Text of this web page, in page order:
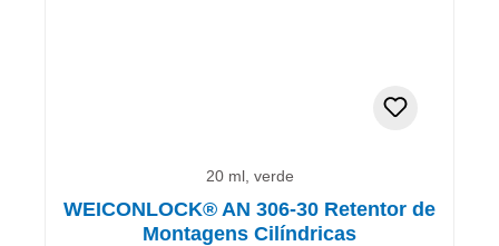
20 ml, verde
WEICONLOCK® AN 306-30 Retentor de
Montagens Cilíndricas